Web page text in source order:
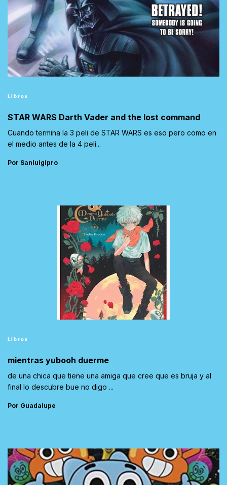
Libros
STAR WARS Darth Vader and the lost command
Cuando termina la 3 peli de STAR WARS es eso pero como en
el medio antes de la 4 peli...
Por Sanluigipro
Libros
mientras yubooh duerme
de una chica que tiene una amiga que cree que es bruja y al
final lo descubre bue no digo ...
Por Guadalupe